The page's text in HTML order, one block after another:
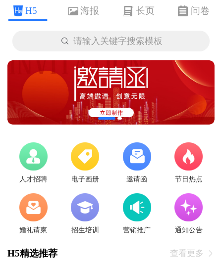
H5 海报 长页 问卷
 请输入关键字搜索模板
人才招聘 电子画册 邀请函 节日热点
婚礼请柬 招生培训 营销推广 通知公告
H5精选推荐 查看更多 